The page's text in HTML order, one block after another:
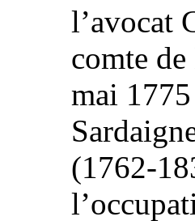
l’avocat
comte
mai
(1762-